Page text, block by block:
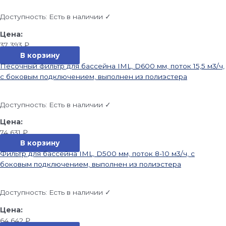
Доступность: Есть в наличии ✓
37 393₽
В корзину
Песочный фильтр для бассейна IML, D600 мм, поток 15,5 м3/ч,
с боковым подключением, выполнен из полиэстера
Доступность: Есть в наличии ✓
74 631₽
В корзину
Фильтр для бассейна IML, D500 мм, поток 8-10 м3/ч, с
боковым подключением, выполнен из полиэстера
Доступность: Есть в наличии ✓
64 642₽